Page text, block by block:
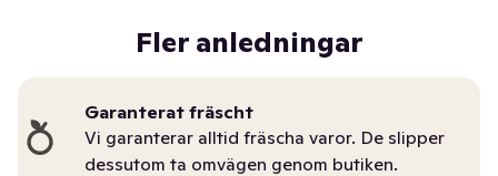
Fler anledningar
Garanterat fräscht
Vi garanterar alltid fräscha varor. De slipper
dessutom ta omvägen genom butiken.